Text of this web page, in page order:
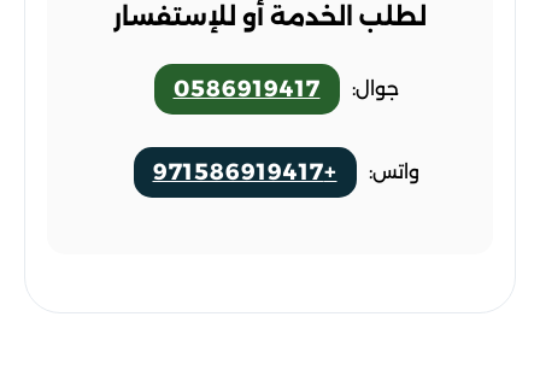
لطلب الخدمة أو للإستفسار
جوال: 0586919417
واتس: +971586919417